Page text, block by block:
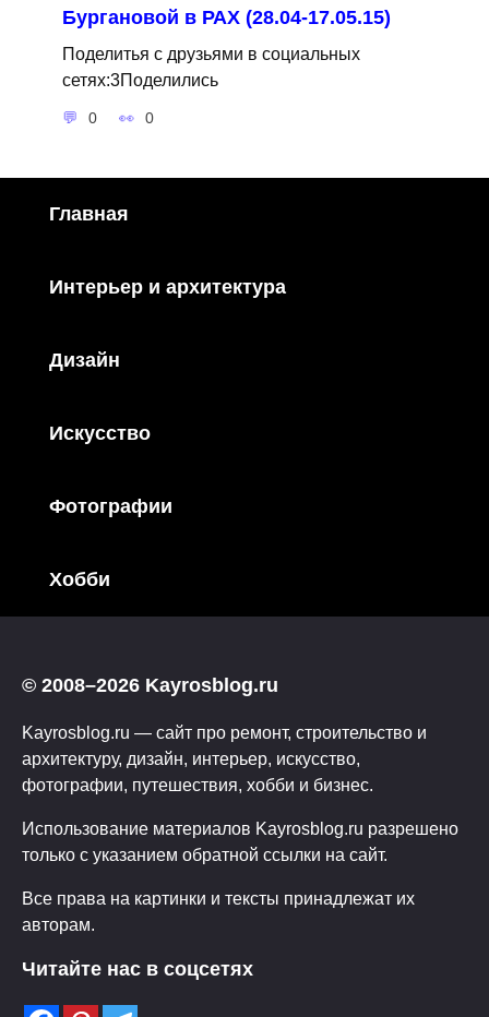
Бургановой в РАХ (28.04-17.05.15)
Поделитья с друзьями в социальных
сетях:3Поделились
0 0
Главная
Интерьер и архитектура
Дизайн
Искусство
Фотографии
Хобби
© 2008–2026 Kayrosblog.ru
Kayrosblog.ru — сайт про ремонт, строительство и
архитектуру, дизайн, интерьер, искусство,
фотографии, путешествия, хобби и бизнес.
Использование материалов Kayrosblog.ru разрешено
только с указанием обратной ссылки на сайт.
Все права на картинки и тексты принадлежат их
авторам.
Читайте нас в соцсетях